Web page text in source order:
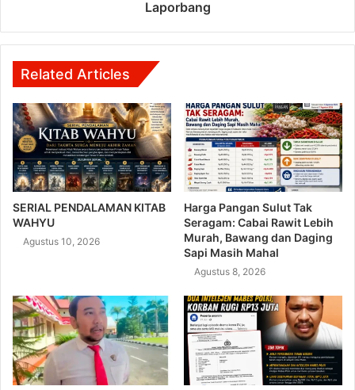
Laporbang
Related Articles
SERIAL PENDALAMAN KITAB
WAHYU
Agustus 10, 2026
Harga Pangan Sulut Tak
Seragam: Cabai Rawit Lebih
Murah, Bawang dan Daging
Sapi Masih Mahal
Agustus 8, 2026